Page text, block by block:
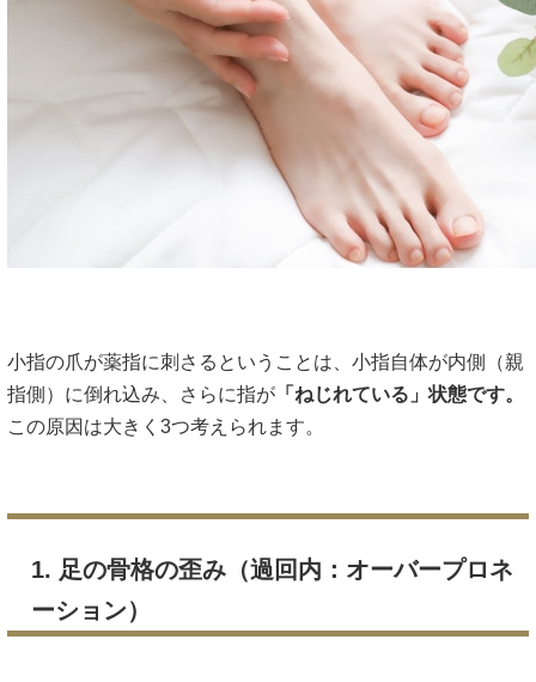
小指の爪が薬指に刺さるということは、小指自体が内側（親
指側）に倒れ込み、さらに指が 「ねじれている」状態です。
この原因は大きく3つ考えられます。
1. 足の骨格の歪み（過回内：オーバープロネ
ーション）